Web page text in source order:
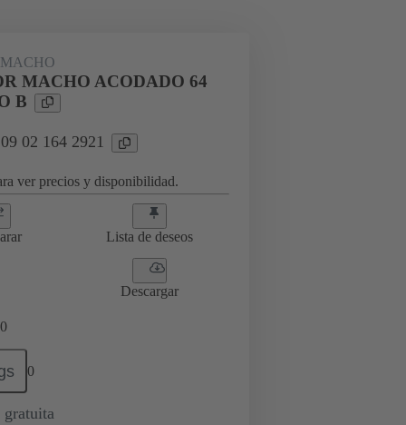
MACHO ACODADO 64
B
02 164 2921
ver precios y disponibilidad.
Lista de deseos
Descargar
0
0
gratuita